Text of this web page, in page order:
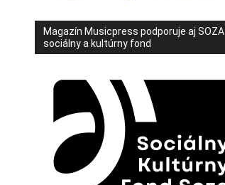
Magazín Musicpress podporuje aj SOZA
sociálny a kultúrny fond